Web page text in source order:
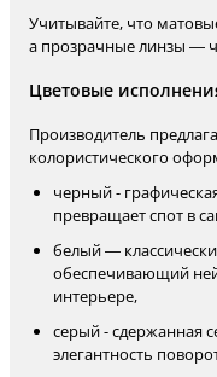
Учитывайте, что
а прозрачные линзы —
Цветовые
Производитель
колористического
черный -
превращает спот в
белый —
обеспечивающий
интерьере,
серый - сдержанная
элегантность